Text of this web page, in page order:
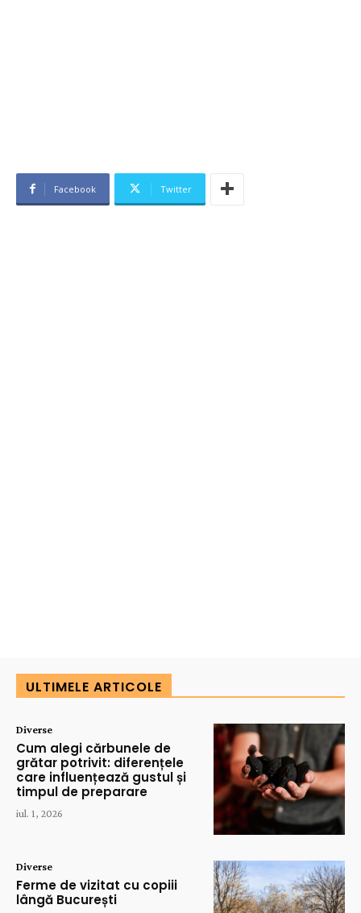
Facebook Twitter
ULTIMELE ARTICOLE
Diverse
Cum alegi cărbunele de
grătar potrivit: diferențele
care influențează gustul și
timpul de preparare
iul. 1, 2026
Diverse
Ferme de vizitat cu copiii
lângă București